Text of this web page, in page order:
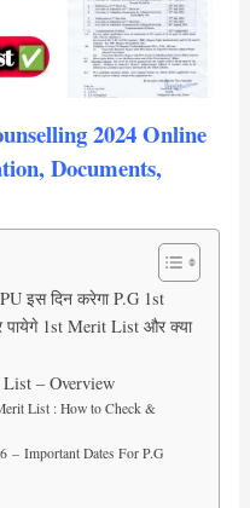
2024 Online
Documents,
इस दिन करेगा P.G 1st
1st Merit List और क्या
– Overview
List : How to Check &
– Important Dates For P.G